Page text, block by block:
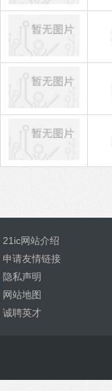
21ic网站介绍
申请友情链接
隐私声明
网站地图
诚聘英才